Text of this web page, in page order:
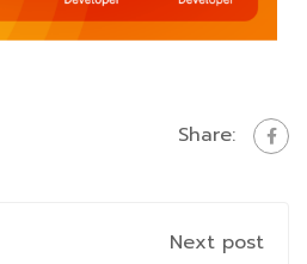
Share:
Next post